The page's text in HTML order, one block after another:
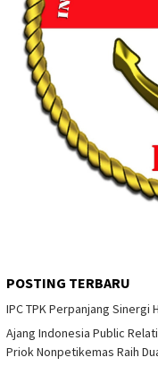
POSTING TERBARU
IPC TPK Perpanjang Sinergi
Ajang Indonesia Public
Priok Nonpetikemas Raih